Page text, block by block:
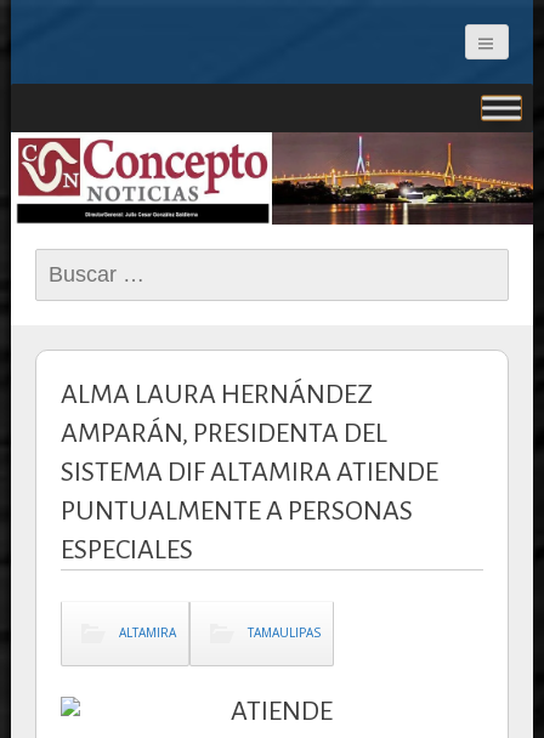
CONCEPTO NOTICIAS
Buscar:
ALMA LAURA HERNÁNDEZ
AMPARÁN, PRESIDENTA DEL
SISTEMA DIF ALTAMIRA ATIENDE
PUNTUALMENTE A PERSONAS
ESPECIALES
ALTAMIRA TAMAULIPAS